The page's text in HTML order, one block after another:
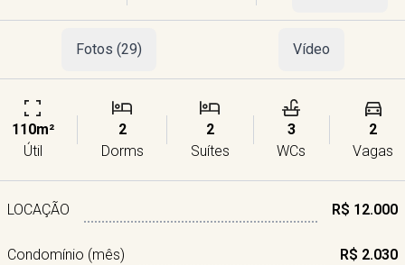
Fotos (29) Vídeo
110m²
Útil
2
Dorms
2
Suítes
3
WCs
2
Vagas
LOCAÇÃO R$ 12.000
Condomínio (mês) R$ 2.030